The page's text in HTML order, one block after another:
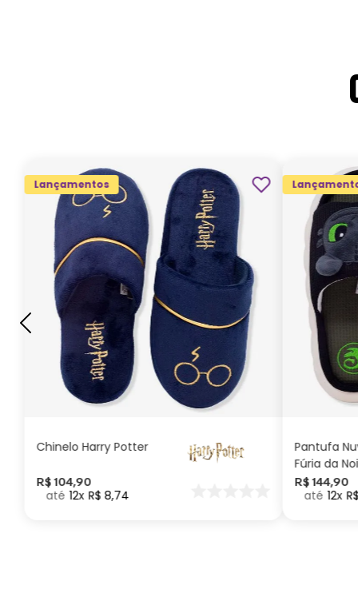
Lançamentos
Chinelo Harry Potter
R$ 104,90
12 R$ 8,74
G GG M P
ADICIONAR AO
CARRINHO
Pantufa
Fúria da
Como
seu Dragão
R$ 144,90
12 R$